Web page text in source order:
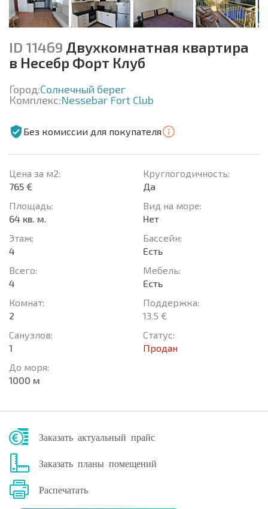
ID 11469 Двухкомнатная квартира
в Несебр Форт Клуб
Город:Солнечный берег
Комплекс:Nessebar Fort Club
Без комиссии для покупателя
Цена за м2:
765 €
Площадь:
64 кв. м.
Этаж:
4
Всего:
4
Комнат:
2
Санузлов:
1
До моря:
1000 м
Круглогодичность:
Да
Вид на море:
Нет
Басcейн:
Есть
Мебель:
Есть
Поддержка:
13.5 €
Статус:
Продан
Заказать актуальный прайс
Заказать планы помещений
Распечатать